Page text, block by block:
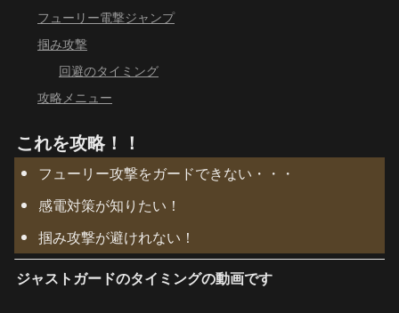
フューリー電撃ジャンプ
掴み攻撃
回避のタイミング
攻略メニュー
これを攻略！！
フューリー攻撃をガードできない・・・
感電対策が知りたい！
掴み攻撃が避けれない！
ジャストガードのタイミングの動画です